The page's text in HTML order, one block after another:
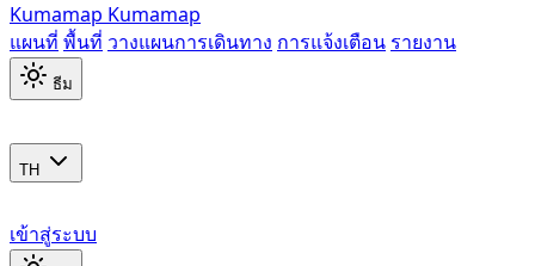
Kumamap Kumamap
แผนที่ พื้นที่ วางแผนการเดินทาง การแจ้งเตือน รายงาน
ธีม
TH
เข้าสู่ระบบ